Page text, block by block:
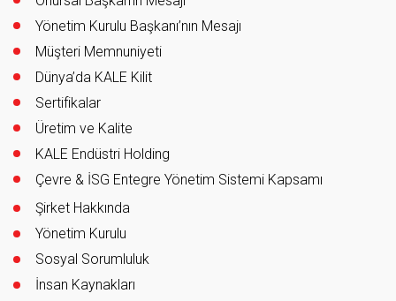
Yönetim Kurulu Başkanı’nın Mesajı
Müşteri Memnuniyeti
Dünya’da KALE Kilit
Sertifikalar
Üretim ve Kalite
KALE Endüstri Holding
Çevre & İSG Entegre Yönetim Sistemi Kapsamı
Şirket Hakkında
Yönetim Kurulu
Sosyal Sorumluluk
İnsan Kaynakları